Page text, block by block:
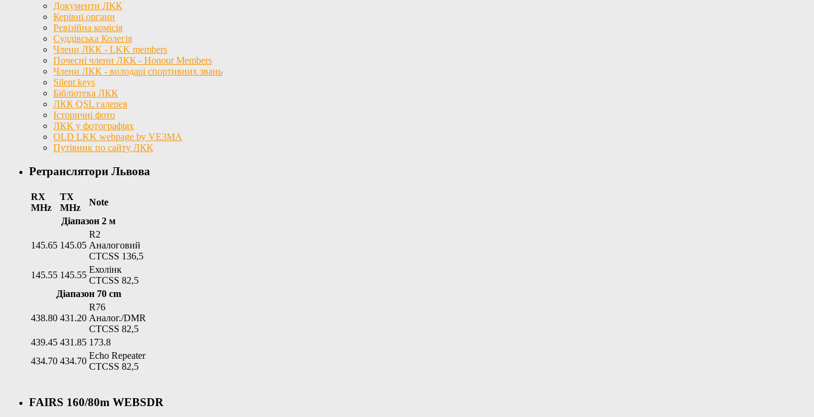
Документи ЛКК
Керівні органи
Ревізійна комісія
Суддівська Колегія
Члени ЛКК - LKK members
Почесні члени ЛКК - Honour Members
Члени ЛКК - володарі спортивних звань
Silent keys
Бібліотека ЛКК
ЛКК QSL галерея
Історичні фото
ЛКК у фотографіях
OLD LKK webpage by VE3MA
Путівник по сайту ЛКК
Ретранслятори Львова
RX
MHz
TX
MHz
Note
Діапазон 2 м
145.65 145.05
R2
Аналоговий
CTCSS 136,5
145.55 145.55
Ехолінк
CTCSS 82,5
Діапазон 70 cm
438.80 431.20
R76
Аналог./DMR
CTCSS 82,5
439.45 431.85 173.8
434.70 434.70
Echo Repeater
CTCSS 82,5
FAIRS 160/80m WEBSDR